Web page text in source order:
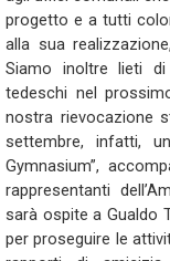
progetto e a tutti
alla sua
Siamo inoltre lieti di
tedeschi nel
nostra rievocazione
settembre, infatti,
Gymnasium”,
rappresentanti
sarà ospite a Gualdo
per proseguire le